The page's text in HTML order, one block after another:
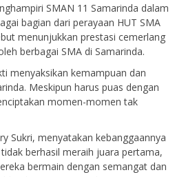
SMAN 11 Samarinda dalam
bagian dari perayaan HUT SMA
menunjukkan prestasi cemerlang
berbagai SMA di Samarinda.
menyaksikan kemampuan dan
Meskipun harus puas dengan
momen-momen tak
Sukri, menyatakan kebanggaannya
berhasil meraih juara pertama,
bermain dengan semangat dan